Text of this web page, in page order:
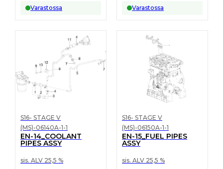
Varastossa Varastossa
S16- STAGE V
(MS)-06140A-1-1
EN-14_COOLANT
PIPES ASSY
sis. ALV 25,5 %
S16- STAGE V
(MS)-06150A-1-1
EN-15_FUEL PIPES
ASSY
sis. ALV 25,5 %